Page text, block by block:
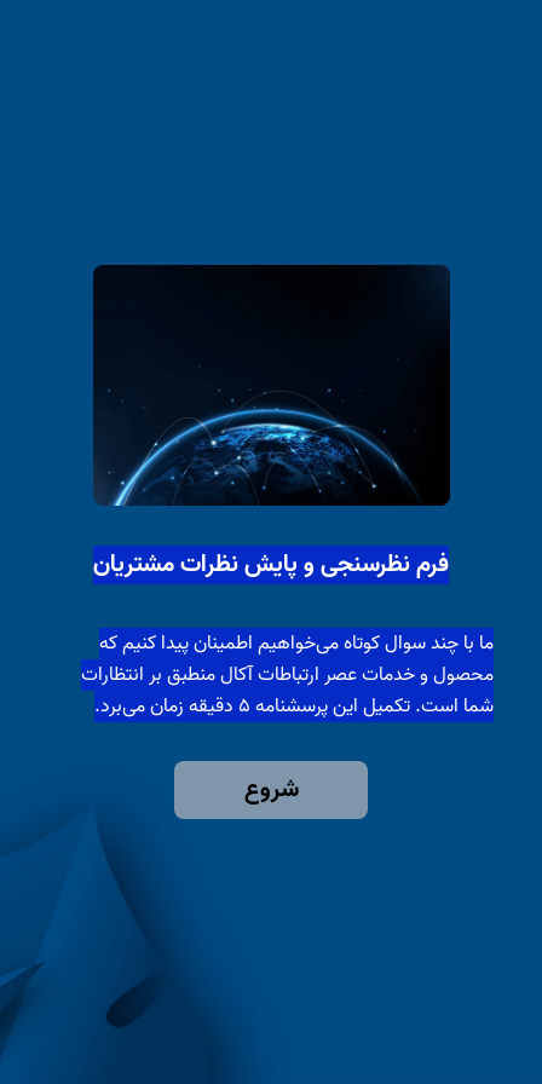
فرم نظرسنجی و پایش نظرات مشتریان
ما با چند سوال کوتاه می‌خواهیم اطمینان پیدا کنیم که
محصول و خدمات عصر ارتباطات آکال منطبق بر انتظارات
شما است. تکمیل این پرسشنامه ۵ دقیقه زمان می‌برد.
شروع